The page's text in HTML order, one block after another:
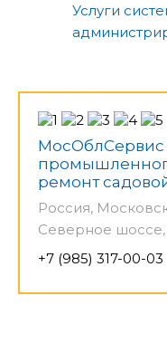
Услуги
МосОблСервис
ремонт
Россия,
Северное шоссе,
+7 (985) 317-00-03